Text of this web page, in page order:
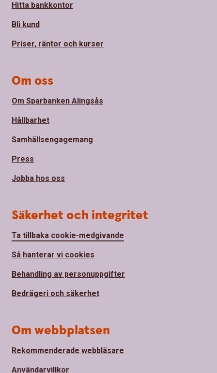
Hitta bankkontor
Bli kund
Priser, räntor och kurser
Om oss
Om Sparbanken Alingsås
Hållbarhet
Samhällsengagemang
Press
Jobba hos oss
Säkerhet och integritet
Ta tillbaka cookie-medgivande
Så hanterar vi cookies
Behandling av personuppgifter
Bedrägeri och säkerhet
Om webbplatsen
Rekommenderade webbläsare
Användarvillkor